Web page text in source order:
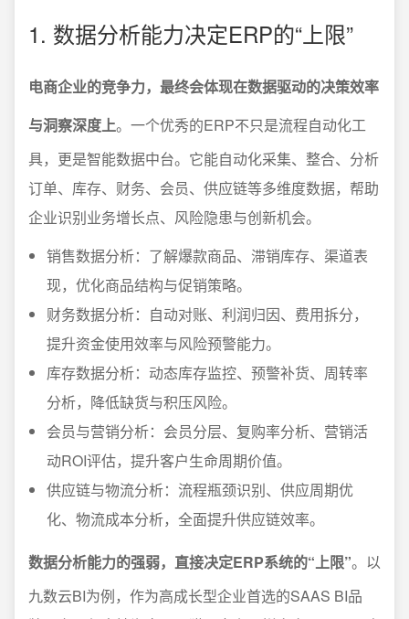
1. 数据分析能力决定ERP的“上限”
电商企业的竞争力，最终会体现在数据驱动的决策效率
与洞察深度上。一个优秀的ERP不只是流程自动化工
具，更是智能数据中台。它能自动化采集、整合、分析
订单、库存、财务、会员、供应链等多维度数据，帮助
企业识别业务增长点、风险隐患与创新机会。
销售数据分析：了解爆款商品、滞销库存、渠道表
现，优化商品结构与促销策略。
财务数据分析：自动对账、利润归因、费用拆分，
提升资金使用效率与风险预警能力。
库存数据分析：动态库存监控、预警补货、周转率
分析，降低缺货与积压风险。
会员与营销分析：会员分层、复购率分析、营销活
动ROI评估，提升客户生命周期价值。
供应链与物流分析：流程瓶颈识别、供应周期优
化、物流成本分析，全面提升供应链效率。
数据分析能力的强弱，直接决定ERP系统的“上限”。以
九数云BI为例，作为高成长型企业首选的SAAS BI品